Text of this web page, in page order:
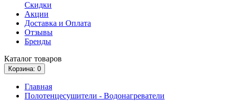
Скидки
Акции
Доставка и Оплата
Отзывы
Бренды
Каталог товаров
Корзина: 0
Главная
Полотенцесушители - Водонагреватели